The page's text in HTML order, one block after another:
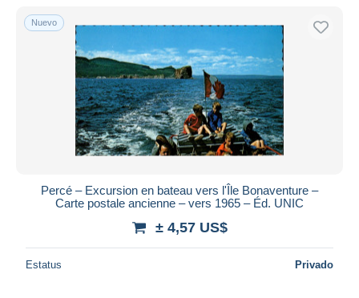
Nuevo
Percé – Excursion en bateau vers l'Île Bonaventure –
Carte postale ancienne – vers 1965 – Éd. UNIC
± 4,57 US$
Estatus Privado